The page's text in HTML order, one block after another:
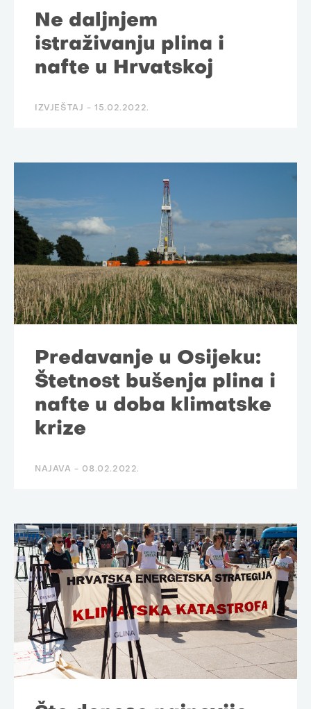
Ne daljnjem
istraživanju plina i
nafte u Hrvatskoj
IZVJEŠTAJ -15.02.2022.
Predavanje u Osijeku:
Štetnost bušenja plina i
nafte u doba klimatske
krize
NAJAVA - 08.02.2022.